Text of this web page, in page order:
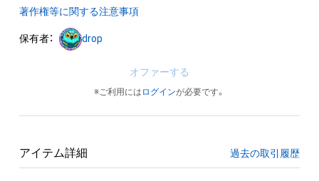
著作権等に関する注意事項
保有者： drop
オファーする
※ご利用には ログインが必要です。
アイテム詳細 過去の取引履歴